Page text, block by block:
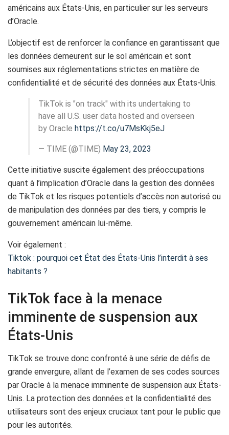
américains aux États-Unis, en particulier sur les serveurs
d’Oracle.
L’objectif est de renforcer la confiance en garantissant que
les données demeurent sur le sol américain et sont
soumises aux réglementations strictes en matière de
confidentialité et de sécurité des données aux États-Unis.
TikTok is "on track" with its undertaking to
have all U.S. user data hosted and overseen
by Oracle https://t.co/u7MsKkj5eJ
— TIME (@TIME) May 23, 2023
Cette initiative suscite également des préoccupations
quant à l’implication d’Oracle dans la gestion des données
de TikTok et les risques potentiels d’accès non autorisé ou
de manipulation des données par des tiers, y compris le
gouvernement américain lui-même.
Voir également :
Tiktok : pourquoi cet État des États-Unis l’interdit à ses
habitants ?
TikTok face à la menace
imminente de suspension aux
États-Unis
TikTok se trouve donc confronté à une série de défis de
grande envergure, allant de l’examen de ses codes sources
par Oracle à la menace imminente de suspension aux États-
Unis. La protection des données et la confidentialité des
utilisateurs sont des enjeux cruciaux tant pour le public que
pour les autorités.